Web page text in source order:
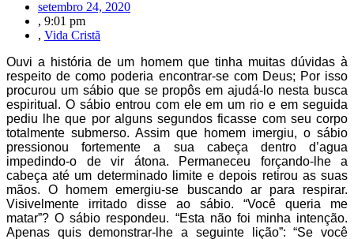
setembro 24, 2020
, 9:01 pm
, Vida Cristã
Ouvi a história de um homem que tinha muitas dúvidas à
respeito de como poderia encontrar-se com Deus; Por isso
procurou um sábio que se propôs em ajudá-lo nesta busca
espiritual. O sábio entrou com ele em um rio e em seguida
pediu lhe que por alguns segundos ficasse com seu corpo
totalmente submerso. Assim que homem imergiu, o sábio
pressionou fortemente a sua cabeça dentro d’agua
impedindo-o de vir átona. Permaneceu forçando-lhe a
cabeça até um determinado limite e depois retirou as suas
mãos. O homem emergiu-se buscando ar para respirar.
Visivelmente irritado disse ao sábio. “Você queria me
matar”? O sábio respondeu. “Esta não foi minha intenção.
Apenas quis demonstrar-lhe a seguinte lição”: “Se você